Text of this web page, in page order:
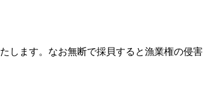
します。なお無断で採貝すると漁業権の侵害